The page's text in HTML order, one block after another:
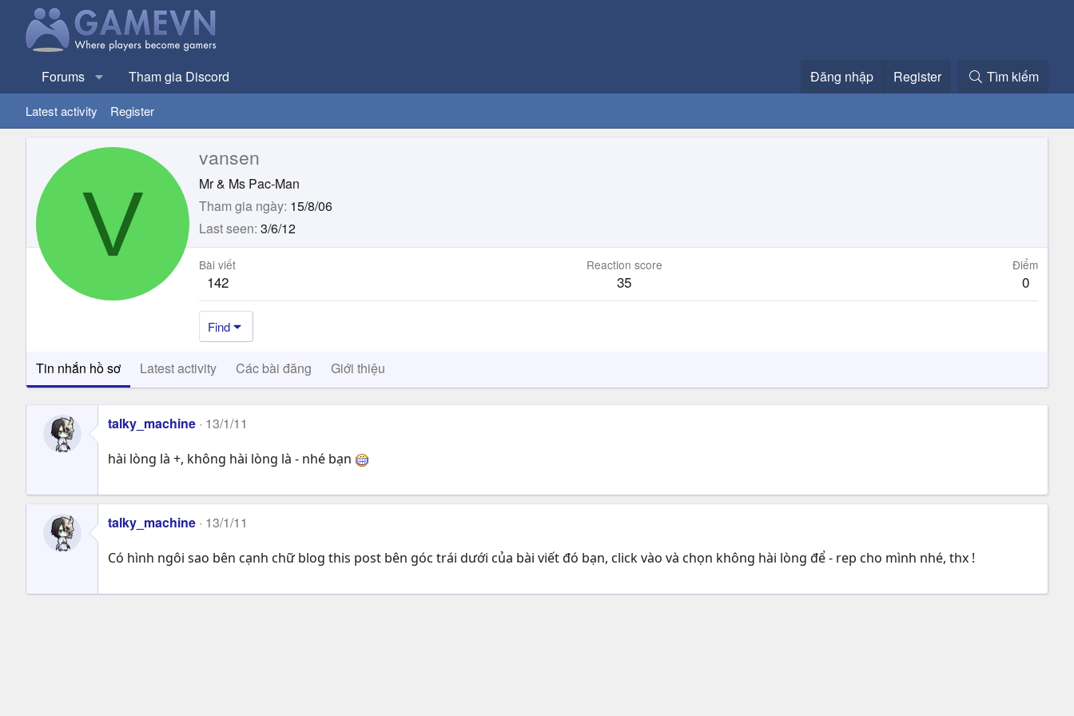
Forums Tham gia Discord Đăng nhập Register Tìm kiếm
Latest activity Register
V
vansen
Mr & Ms Pac-Man
Tham gia ngày 15/8/06
Last seen 3/6/12
Bài viết
142
Reaction score
35
Điểm
0
Find
Tin nhắn hồ sơ Latest activity Các bài đăng Giới thiệu
talky_machine 13/1/11
hài lòng là +, không hài lòng là - nhé bạn
talky_machine 13/1/11
Có hình ngôi sao bên cạnh chữ blog this post bên góc trái dưới của bài viết đó bạn, click vào và chọn không hài lòng để - rep cho mình nhé, thx !